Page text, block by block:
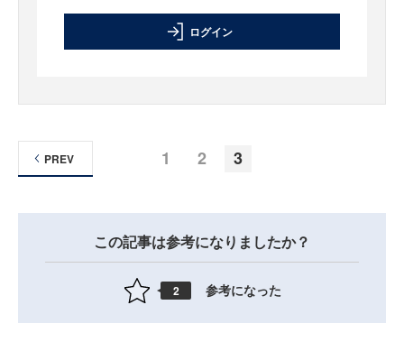
ログイン
1 2 3
PREV
この記事は参考になりましたか？
2 参考になった